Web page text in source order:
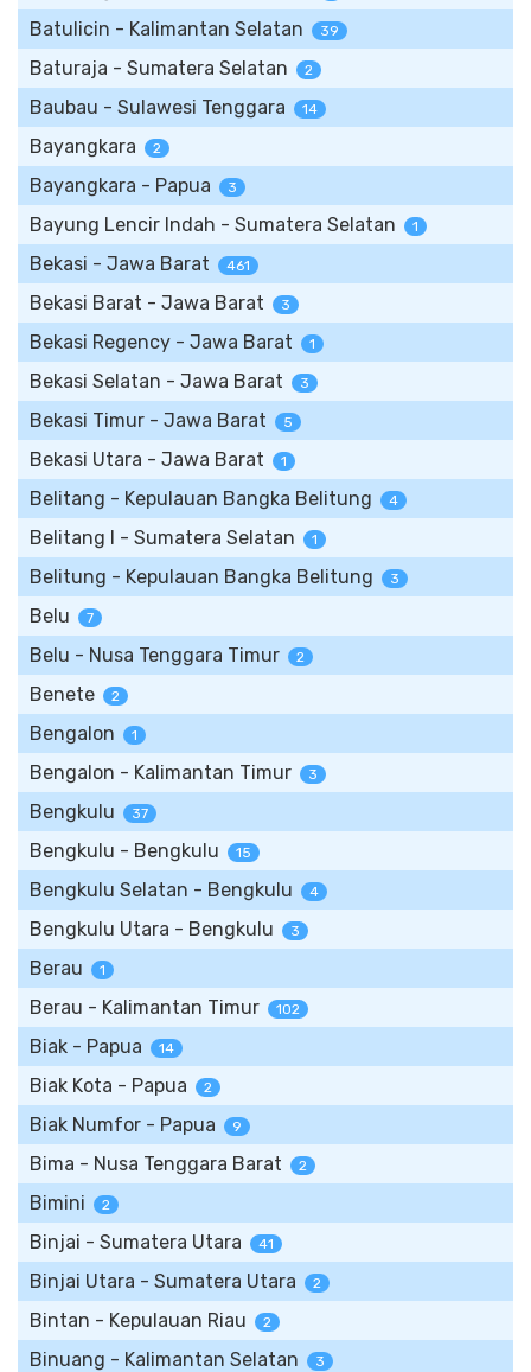
Batulicin - Kalimantan Selatan
39
Baturaja - Sumatera Selatan 2
Baubau - Sulawesi Tenggara 14
Bayangkara 2
Bayangkara - Papua 3
Bayung Lencir Indah - Sumatera Selatan 1
Bekasi - Jawa Barat 461
Bekasi Barat - Jawa Barat 3
Bekasi Regency - Jawa Barat 1
Bekasi Selatan - Jawa Barat 3
Bekasi Timur - Jawa Barat 5
Bekasi Utara - Jawa Barat 1
Belitang - Kepulauan Bangka Belitung 4
Belitang I - Sumatera Selatan 1
Belitung - Kepulauan Bangka Belitung 3
Belu 7
Belu - Nusa Tenggara Timur 2
Benete 2
Bengalon 1
Bengalon - Kalimantan Timur 3
Bengkulu 37
Bengkulu - Bengkulu 15
Bengkulu Selatan - Bengkulu 4
Bengkulu Utara - Bengkulu 3
Berau 1
Berau - Kalimantan Timur 102
Biak - Papua 14
Biak Kota - Papua 2
Biak Numfor - Papua 9
Bima - Nusa Tenggara Barat 2
Bimini 2
Binjai - Sumatera Utara 41
Binjai Utara - Sumatera Utara 2
Bintan - Kepulauan Riau 2
Binuang - Kalimantan Selatan 3